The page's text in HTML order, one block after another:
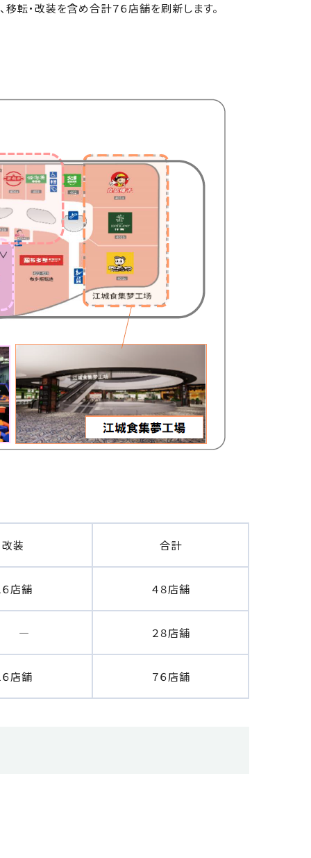
転・改装を含め合計７６店舗を刷新します。
改装 合計
６店舗 ４８店舗
― ２８店舗
６店舗 ７６店舗